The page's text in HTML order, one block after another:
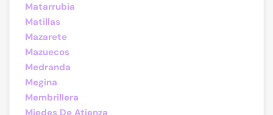
Matarrubia
Matillas
Mazarete
Mazuecos
Medranda
Megina
Membrillera
Miedes De Atienza